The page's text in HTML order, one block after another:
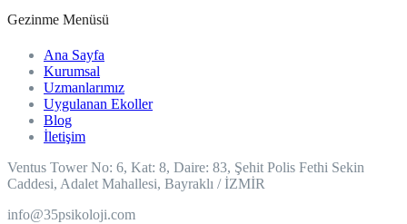
Gezinme Menüsü
Ana Sayfa
Kurumsal
Uzmanlarımız
Uygulanan Ekoller
Blog
İletişim
Ventus Tower No: 6, Kat: 8, Daire: 83, Şehit Polis Fethi Sekin
Caddesi, Adalet Mahallesi, Bayraklı / İZMİR
info@35psikoloji.com